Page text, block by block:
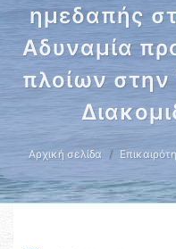
ημεδαπής
Αδυναμία
πλοίων στην
Αρχική σελίδα